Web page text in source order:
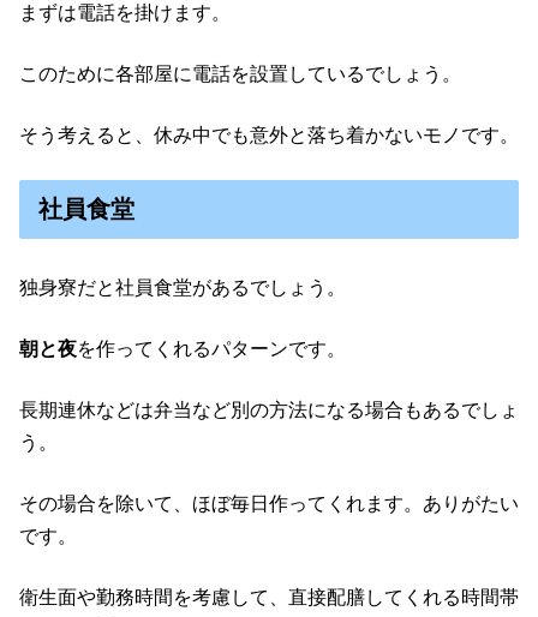
まずは電話を掛けます。
このために各部屋に電話を設置しているでしょう。
そう考えると、休み中でも意外と落ち着かないモノです。
社員食堂
独身寮だと社員食堂があるでしょう。
朝と夜を作ってくれるパターンです。
長期連休などは弁当など別の方法になる場合もあるでしょ
う。
その場合を除いて、ほぼ毎日作ってくれます。ありがたい
です。
衛生面や勤務時間を考慮して、直接配膳してくれる時間帯